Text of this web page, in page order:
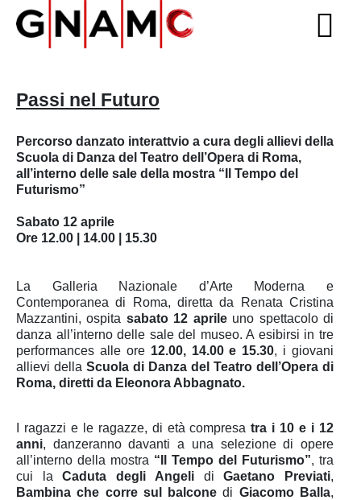
Passi nel Futuro
Percorso danzato interattvio a cura degli allievi della
Scuola di Danza del Teatro dell’Opera di Roma,
all’interno delle sale della mostra “Il Tempo del
Futurismo”
Sabato 12 aprile
Ore 12.00 | 14.00 | 15.30
La Galleria Nazionale d’Arte Moderna e
Contemporanea di Roma, diretta da Renata Cristina
Mazzantini, ospita sabato 12 aprileuno spettacolo di
danza all’interno delle sale del museo. A esibirsi in tre
performances alle ore 12.00, 14.00 e 15.30, i giovani
allievi della Scuola di Danza del Teatro dell’Opera di
Roma, diretti da Eleonora Abbagnato.
I ragazzi e le ragazze, di età compresatra i 10 e i 12
anni, danzeranno davanti a una selezione di opere
all’interno della mostra “Il Tempo del Futurismo”, tra
cui laCaduta degli AngelidiGaetano Previati,
Bambina che corre sul balcone di Giacomo Balla,